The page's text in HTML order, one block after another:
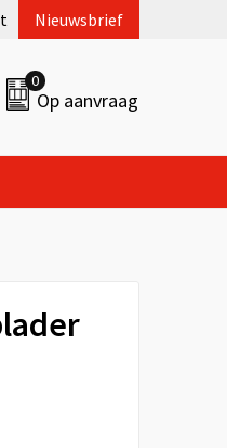
Nieuwsbrief
0
Op aanvraag